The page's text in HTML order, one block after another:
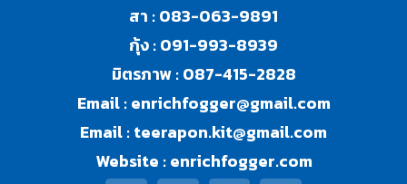
สา :083-063-9891
กุ้ง :091-993-8939
มิตรภาพ :087-415-2828
Email :enrichfogger@gmail.com
Email :teerapon.kit@gmail.com
Website :enrichfogger.com